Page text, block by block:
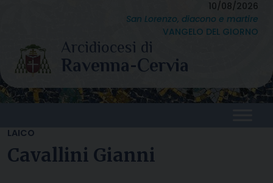
content
10/08/2026
San Lorenzo, diacono e martire
VANGELO DEL GIORNO
LAICO
Cavallini Gianni